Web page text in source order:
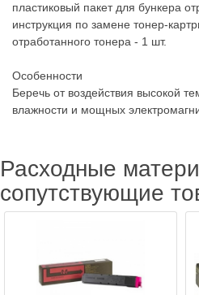
пластиковый пакет для бункера
инструкция по замене тонер-
отработанного тонера - 1 шт.
Особенности
Беречь от воздействия высокой
влажности и мощных
Расходные
сопутствующие